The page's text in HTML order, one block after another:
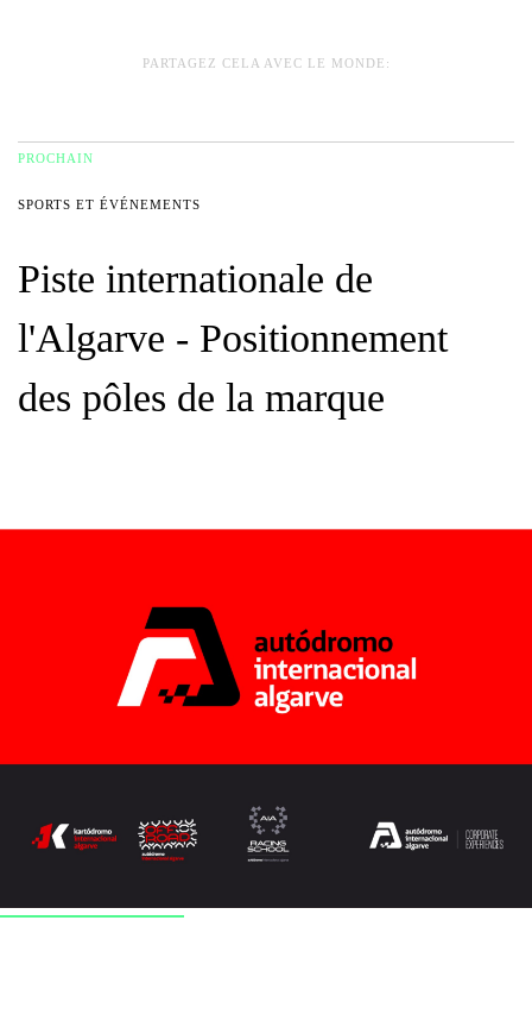
PARTAGEZ CELA AVEC LE MONDE:
PROCHAIN
SPORTS ET ÉVÉNEMENTS
Piste internationale de
l'Algarve - Positionnement
des pôles de la marque